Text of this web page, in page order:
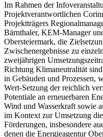
Im Rahmen der
Projektverantwortlichen
Projektträgers
Bärnthaler, KEM-Manager
Obersteiermark, die
Zwischenergebnisse zu
zweijährigen
Richtung Klimaneutralität
in Gebäuden und Prozessen,
Wert-Setzung der reichlich
Potentiale an erneuerbaren
Wind und Wasserkraft sowie
im Kontext zur Umsetzung
Förderungen, insbesondere
denen die Energieagentur